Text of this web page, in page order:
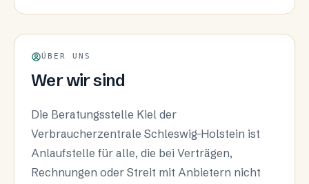
ÜBER UNS
Wer wir sind
Die Beratungsstelle Kiel der
Verbraucherzentrale Schleswig-Holstein ist
Anlaufstelle für alle, die bei Verträgen,
Rechnungen oder Streit mit Anbietern nicht